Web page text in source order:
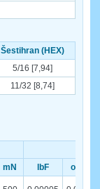
Šestihran (HEX)
5/16 [7,94]
11/32 [8,74]
mN lbF
ozF